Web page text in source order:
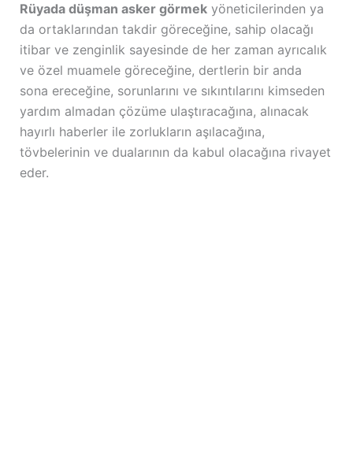
Rüyada düşman asker görmekyöneticilerinden ya
da ortaklarından takdir göreceğine, sahip olacağı
itibar ve zenginlik sayesinde de her zaman ayrıcalık
ve özel muamele göreceğine, dertlerin bir anda
sona ereceğine, sorunlarını ve sıkıntılarını kimseden
yardım almadan çözüme ulaştıracağına, alınacak
hayırlı haberler ile zorlukların aşılacağına,
tövbelerinin ve dualarının da kabul olacağına rivayet
eder.